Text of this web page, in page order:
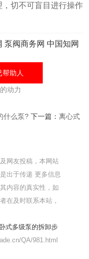
切不可盲目进行操作
泵阀商务网 中国知网
帮助 人
动力
什么泵? 下一篇：离心式
网友投稿，本网站
出于传递 更多信息
内容的真实性，如
在及时联系本站，
式多级泵的拆卸步
QA/981.html